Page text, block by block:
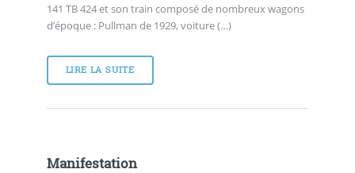
141 TB 424 et son train composé de nombreux wagons
d’époque : Pullman de 1929, voiture (…)
LIRE LA SUITE
Manifestation